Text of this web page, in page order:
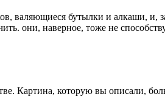
валяющиеся бутылки и алкаши, и,
они, наверное, тоже не
Картина, которую вы описали,